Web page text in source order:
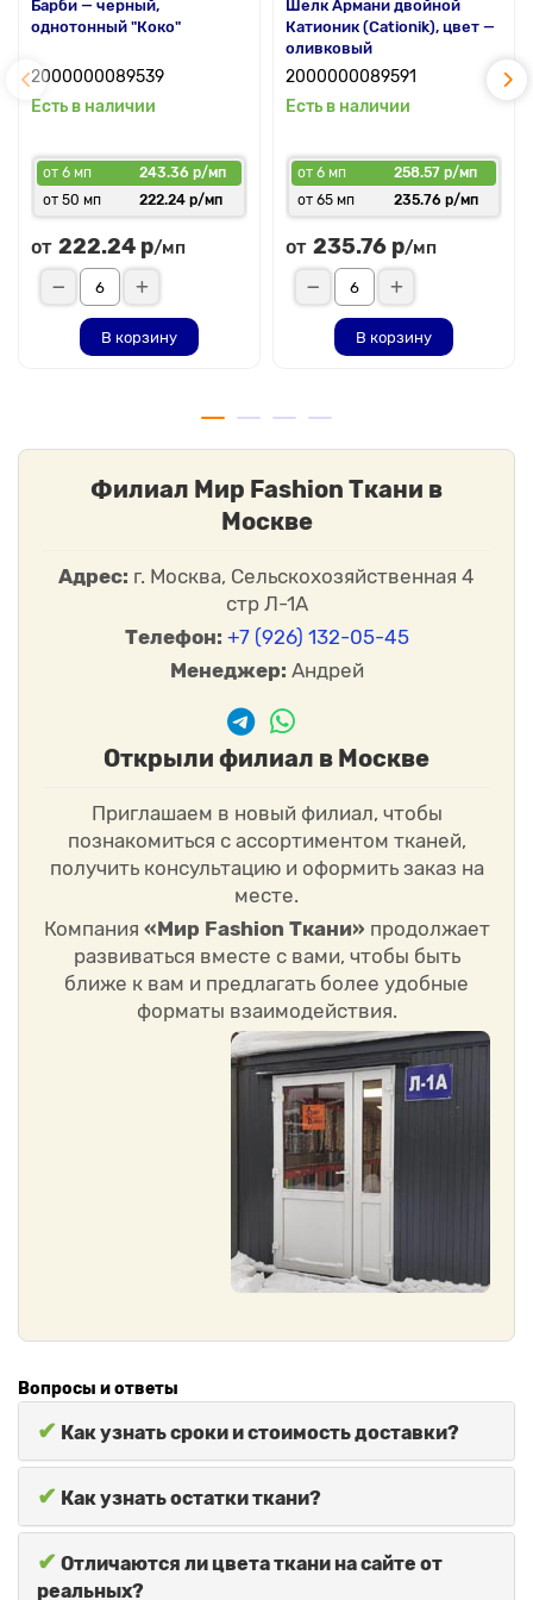
Барби — черный,
однотонный "Коко"
2000000089539
Есть в наличии
от 6 мп
243.36 р/мп
от 50 мп
222.24 р/мп
от 222.24 р/мп
В корзину
Шелк Армани двойной
Катионик (Cationik), цвет —
оливковый
2000000089591
Есть в наличии
от 6 мп
258.57 р/мп
от 65 мп
235.76 р/мп
от 235.76 р/мп
В корзину
Филиал Мир Fashion Ткани в
Москве
Адрес: г. Москва, Сельскохозяйственная 4
стр Л-1А
Телефон: +7 (926) 132-05-45
Менеджер: Андрей
Открыли филиал в Москве
Приглашаем в новый филиал, чтобы
познакомиться с ассортиментом тканей,
получить консультацию и оформить заказ на
месте.
Компания «Мир Fashion Ткани» продолжает
развиваться вместе с вами, чтобы быть
ближе к вам и предлагать более удобные
форматы взаимодействия.
Вопросы и ответы
✔ Как узнать сроки и стоимость доставки?
✔ Как узнать остатки ткани?
✔ Отличаются ли цвета ткани на сайте от
реальных?